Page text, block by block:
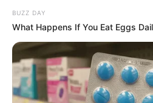
BUZZ DAY
What Happens If You Eat Eggs